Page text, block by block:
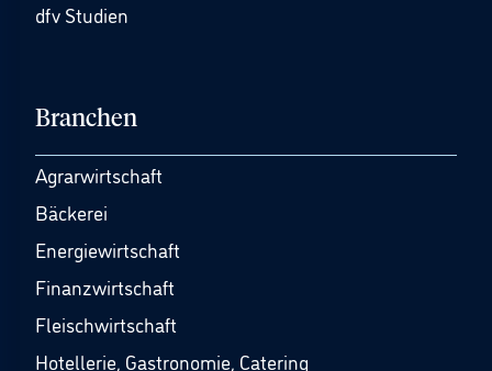
dfv Studien
Branchen
Agrarwirtschaft
Bäckerei
Energiewirtschaft
Finanzwirtschaft
Fleischwirtschaft
Hotellerie, Gastronomie, Catering